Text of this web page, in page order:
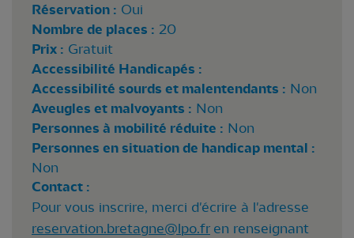
Réservation : Oui
Nombre de places : 20
Prix : Gratuit
Accessibilité Handicapés :
Accessibilité sourds et malentendants : Non
Aveugles et malvoyants : Non
Personnes à mobilité réduite : Non
Personnes en situation de handicap mental :
Non
Contact :
Pour vous inscrire, merci d'écrire à l'adresse
reservation.bretagne@lpo.fr en renseignant